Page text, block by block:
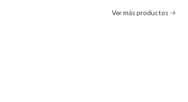
Ver más productos